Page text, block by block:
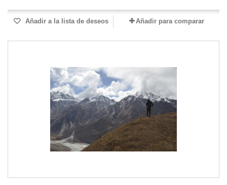
Añadir a la lista de deseos Añadir para comparar